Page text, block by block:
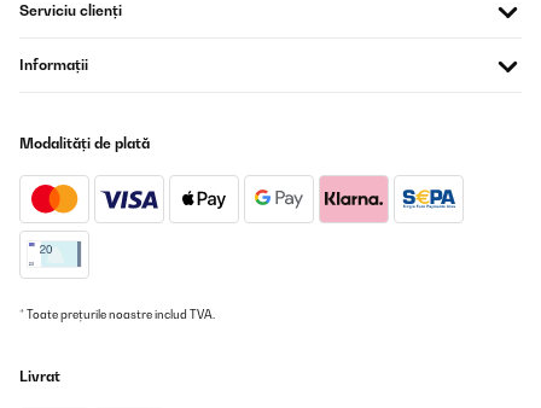
Serviciu clienți
Informații
Modalități de plată
* Toate prețurile noastre includ TVA.
Livrat